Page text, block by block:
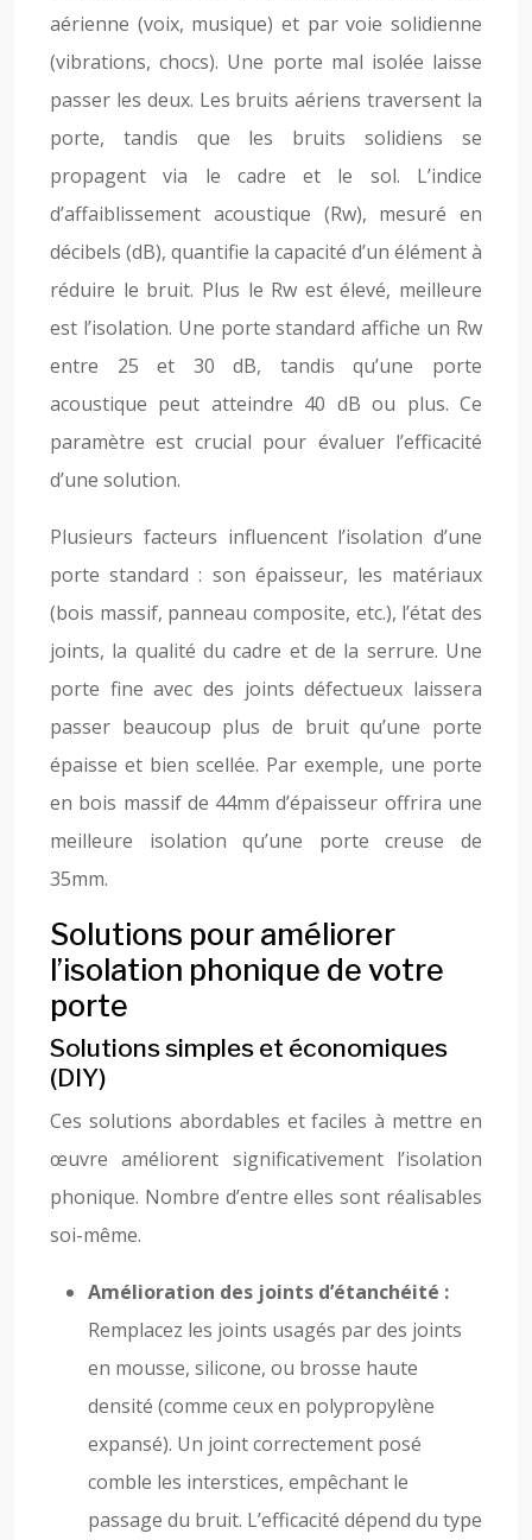
aérienne (voix, musique) et par voie solidienne
(vibrations, chocs). Une porte mal isolée laisse
passer les deux. Les bruits aériens traversent la
porte, tandis que les bruits solidiens se
propagent via le cadre et le sol. L’indice
d’affaiblissement acoustique (Rw), mesuré en
décibels (dB), quantifie la capacité d’un élément à
réduire le bruit. Plus le Rw est élevé, meilleure
est l’isolation. Une porte standard affiche un Rw
entre 25 et 30 dB, tandis qu’une porte
acoustique peut atteindre 40 dB ou plus. Ce
paramètre est crucial pour évaluer l’efficacité
d’une solution.
Plusieurs facteurs influencent l’isolation d’une
porte standard : son épaisseur, les matériaux
(bois massif, panneau composite, etc.), l’état des
joints, la qualité du cadre et de la serrure. Une
porte fine avec des joints défectueux laissera
passer beaucoup plus de bruit qu’une porte
épaisse et bien scellée. Par exemple, une porte
en bois massif de 44mm d’épaisseur offrira une
meilleure isolation qu’une porte creuse de
35mm.
Solutions pour améliorer
l’isolation phonique de votre
porte
Solutions simples et économiques
(DIY)
Ces solutions abordables et faciles à mettre en
œuvre améliorent significativement l’isolation
phonique. Nombre d’entre elles sont réalisables
soi-même.
Amélioration des joints d’étanchéité :
Remplacez les joints usagés par des joints
en mousse, silicone, ou brosse haute
densité (comme ceux en polypropylène
expansé). Un joint correctement posé
comble les interstices, empêchant le
passage du bruit. L’efficacité dépend du type